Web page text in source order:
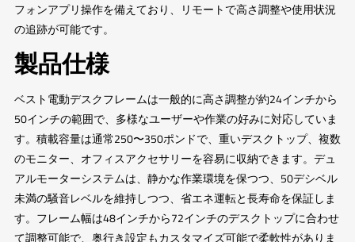
フォンアプリ操作を備えており、リモートで高さ調整や使用状況
の追跡が可能です。
製品仕様
ベスト電動デスクフレームは一般的に高さ調整が約24インチから
50インチの範囲で、多様なユーザーや作業の好みに対応していま
す。積載容量は通常250〜350ポンドで、重いデスクトップ、複数
のモニター、オフィスアクセサリーを容易に収納できます。デュ
アルモーターシステムは、静かな作業環境を保つつ、50デシベル
未満の騒音レベルを維持しつつ、省エネ運転と長寿命を保証しま
す。フレーム幅は48インチから72インチのデスクトップに合わせ
て調整可能で、奥行き設定もカスタマイズ可能で柔軟性がありま